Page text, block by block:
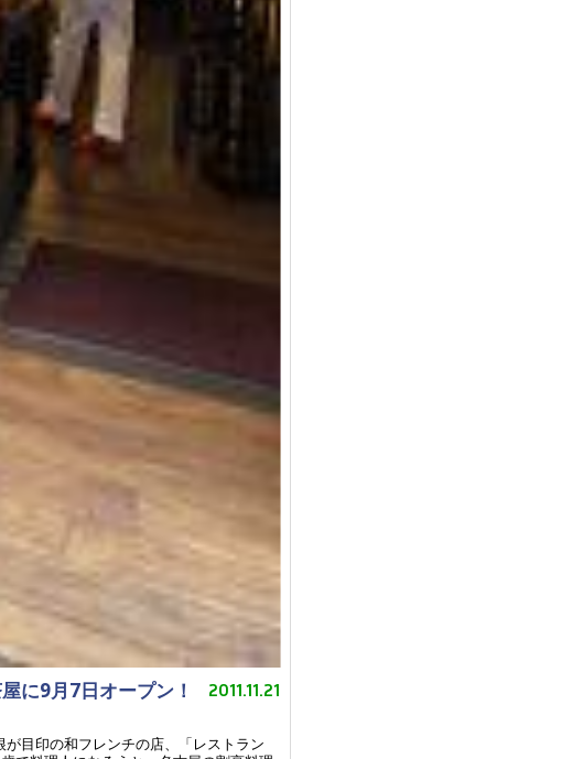
に9月7日オープン！ 2011.11.21
目印の和フレンチの店、「レストラン